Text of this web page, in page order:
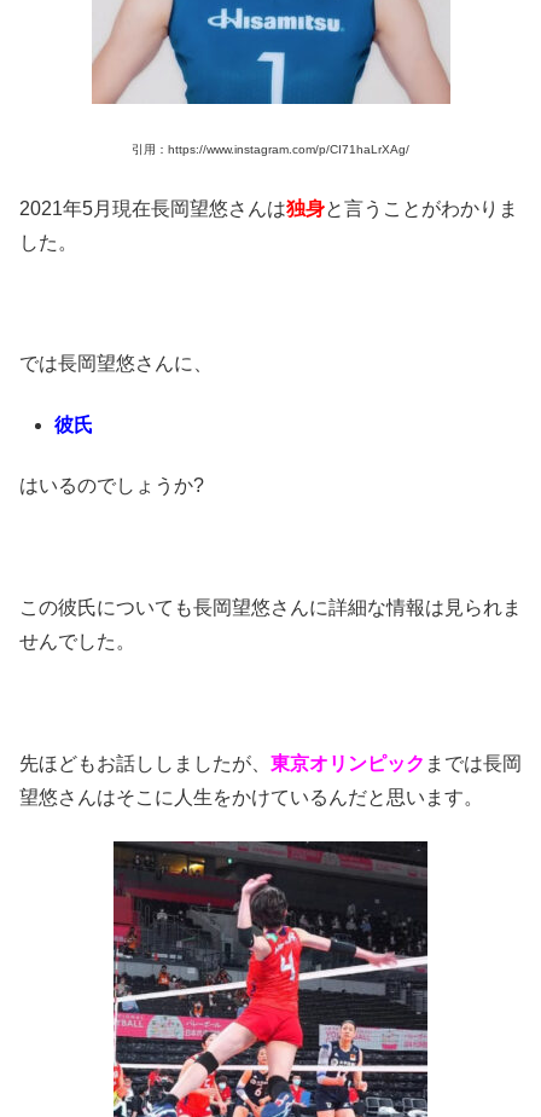
引用：https://www.instagram.com/p/CI71haLrXAg/
2021年5月現在長岡望悠さんは独身と言うことがわかりま
した。
では長岡望悠さんに、
彼氏
はいるのでしょうか?
この彼氏についても長岡望悠さんに詳細な情報は見られま
せんでした。
先ほどもお話ししましたが、 東京オリンピック までは長岡
望悠さんはそこに人生をかけているんだと思います。